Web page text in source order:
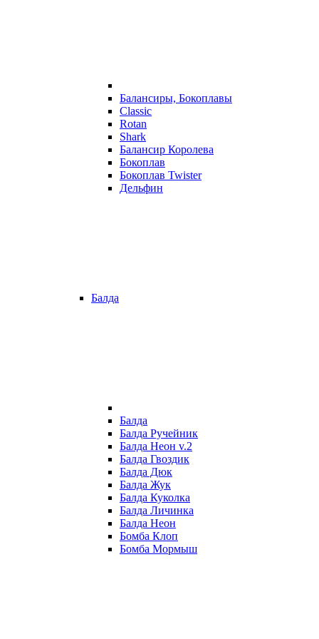
Балансиры, Бокоплавы
Classic
Rotan
Shark
Балансир Королева
Бокоплав
Бокоплав Twister
Дельфин
Балда
Балда
Балда Ручейник
Балда Неон v.2
Балда Гвоздик
Балда Дюк
Балда Жук
Балда Куколка
Балда Личинка
Балда Неон
Бомба Клоп
Бомба Мормыш